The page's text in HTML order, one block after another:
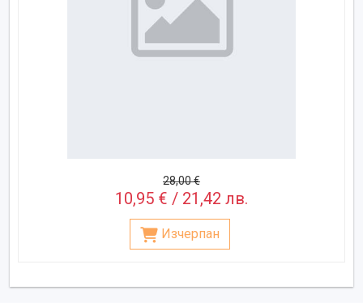
28,00 €
10,95 € / 21,42 лв.
Изчерпан